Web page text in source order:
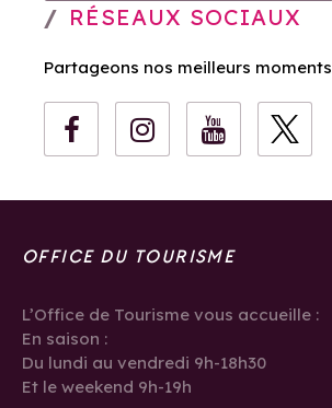
RÉSEAUX SOCIAUX
Partageons nos meilleurs moments
OFFICE DU TOURISME
L’Office de Tourisme vous accueille :
En saison :
Du lundi au vendredi 9h-18h30
Et le weekend 9h-19h